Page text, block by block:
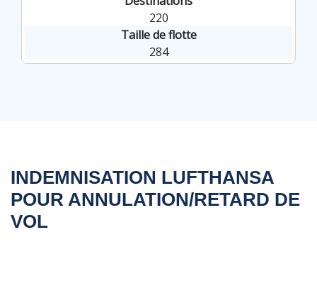
220
Taille de flotte
284
INDEMNISATION LUFTHANSA
POUR ANNULATION/RETARD DE
VOL